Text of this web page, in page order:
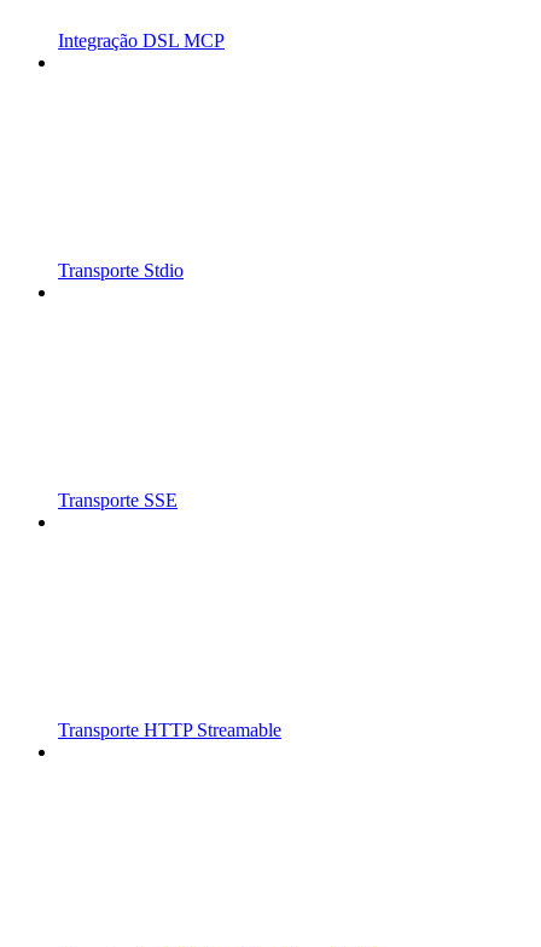
Integração DSL MCP
Transporte Stdio
Transporte SSE
Transporte HTTP Streamable